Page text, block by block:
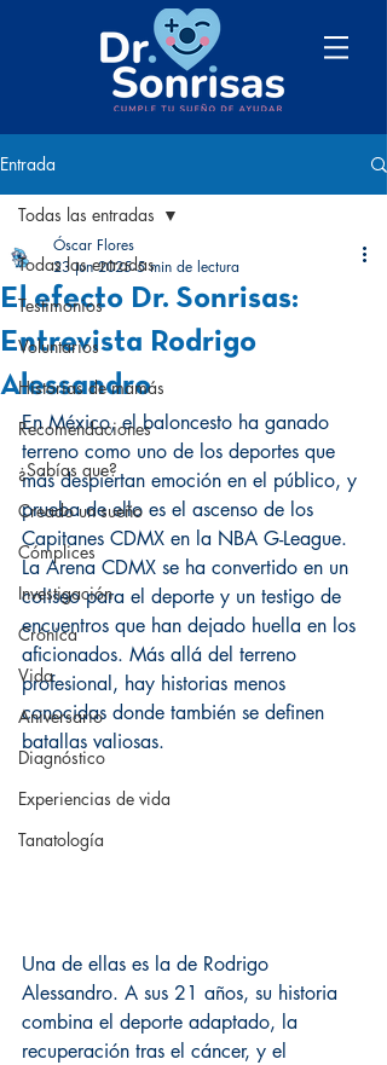
Entrada
Todas las entradas
Testimonios
Voluntarios
Historias de mamás
Recomendaciones
¿Sabías que?
Creado un sueño
Cómplices
Investigación
Crónica
Vida
Aniversario
Diagnóstico
Experiencias de vida
Tanatología
Todas las entradas
El efecto Dr. Sonrisas:
Entrevista Rodrigo
Alessandro
Óscar Flores
23 jun 2025 5 min de lectura
En México, el baloncesto ha ganado
terreno como uno de los deportes que
más despiertan emoción en el público, y
prueba de ello es el ascenso de los
Capitanes CDMX en la NBA G-League.
La Arena CDMX se ha convertido en un
coliseo para el deporte y un testigo de
encuentros que han dejado huella en los
aficionados. Más allá del terreno
profesional, hay historias menos
conocidas donde también se definen
batallas valiosas.
Una de ellas es la de Rodrigo
Alessandro. A sus 21 años, su historia
combina el deporte adaptado, la
recuperación tras el cáncer, y el